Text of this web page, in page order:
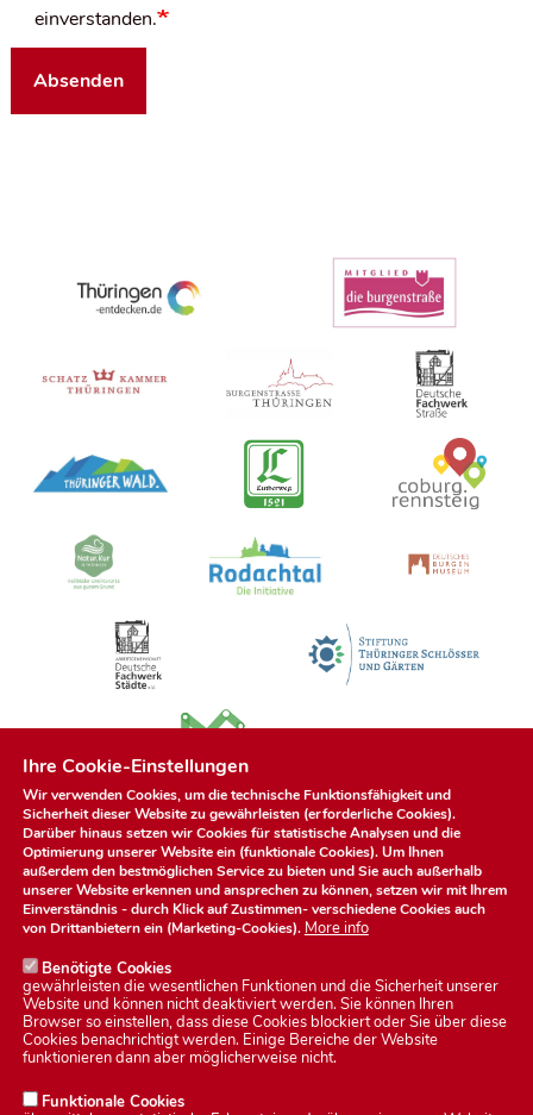
einverstanden.
Absenden
Datenschutzerklärung
Ihre Cookie-Einstellungen
Wir verwenden Cookies, um die technische Funktionsfähigkeit und
Sicherheit dieser Website zu gewährleisten (erforderliche Cookies).
Darüber hinaus setzen wir Cookies für statistische Analysen und die
Optimierung unserer Website ein (funktionale Cookies). Um Ihnen
außerdem den bestmöglichen Service zu bieten und Sie auch außerhalb
unserer Website erkennen und ansprechen zu können, setzen wir mit Ihrem
Einverständnis - durch Klick aufZustimmen- verschiedene Cookies auch
von Drittanbietern ein (Marketing-Cookies). More info
Benötigte Cookies
gewährleisten die wesentlichen Funktionen und die Sicherheit unserer
Website und können nicht deaktiviert werden. Sie können Ihren
Browser so einstellen, dass diese Cookies blockiert oder Sie über diese
Cookies benachrichtigt werden. Einige Bereiche der Website
funktionieren dann aber möglicherweise nicht.
Funktionale Cookies